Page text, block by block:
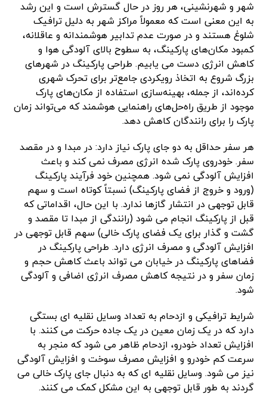
شهر و شهرنشینی، هر روز در حال گسترش است و این رشد
به این معنی است که معمولاً مراکز شهر به دلیل ترافیک
شلوغ هستند و در صورت عدم تدابیر هوشمندانه و عاقلانه،
کمبود مکان‌های پارکینگ، به سطوح بالای آلودگی هوا و
کاهش انرژی دست می یابیم. طراحی پارکینگ در شهرهای
بزرگ شروع به اتخاذ رویکردی جامع‌تر برای تحرک شهری
کرده‌اند، از جمله، بهینه‌سازی استفاده از مکان‌های پارک
موجود از طریق راه‌حل‌های راهنمایی هوشمند که می‌تواند زمان
پارک را برای رانندگان کاهش دهد.
هر سفر حداقل به دو جای پارک نیاز دارد: در مبدا و در مقصد
سفر. خودروی پارک شده انرژی مصرف نمی کند و باعث
افزایش آلودگی نمی شود. همچنین خود فرآیند پارکینگ
(ورود و خروج از فضای پارکینگ) نسبتاً کوتاه است و سهم
قابل توجهی در انتشار گازها ندارد. با این حال، اقداماتی که
قبل از پارکینگ انجام می شود (رانندگی از مبدا تا مقصد و
گشت و گذار برای یک فضای پارک خالی) سهم قابل توجهی در
افزایش آلودگی و مصرف انرژی دارد. طراحی پارکینگ در
فضاهای پارکینگ در خیابان می تواند باعث کاهش حجم و
زمان سفر و در نتیجه کاهش مصرف انرژی اضافی و آلودگی
شود.
شرایط ترافیکی و ازدحام به تعداد وسایل نقلیه ای بستگی
دارد که در یک زمان معین در یک جاده حرکت می کنند. با
افزایش تعداد خودرو، ازدحام ظاهر می شود که منجر به
سرعت کم خودرو و افزایش مصرف سوخت و افزایش آلودگی
نیز می شود. وسایل نقلیه ای که به دنبال جای پارک خالی می
گردند به طور قابل توجهی به این مشکل کمک می کنند.